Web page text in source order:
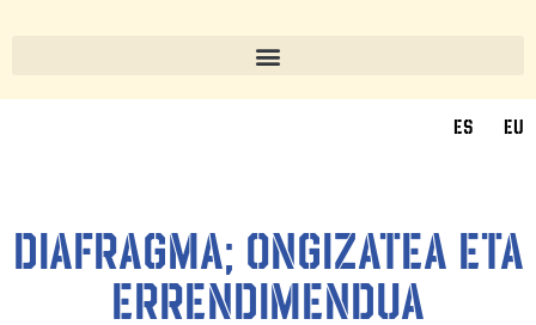
ES EU
DIAFRAGMA; ONGIZATEA ETA
ERRENDIMENDUA